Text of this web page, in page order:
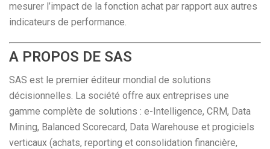
mesurer l’impact de la fonction achat par rapport aux autres
indicateurs de performance.
A PROPOS DE SAS
SAS est le premier éditeur mondial de solutions
décisionnelles. La société offre aux entreprises une
gamme complète de solutions : e-Intelligence, CRM, Data
Mining, Balanced Scorecard, Data Warehouse et progiciels
verticaux (achats, reporting et consolidation financière,